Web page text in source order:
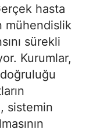
hasta
mühendislik
sürekli
Kurumlar,
sistemin